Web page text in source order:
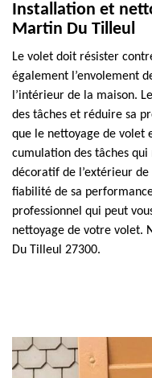
Installation et
Martin Du Tilleul
Le volet doit résister
également l’envolement
l’intérieur de la maison.
des tâches et réduire sa
que le nettoyage de volet
cumulation des tâches qui
décoratif de l’extérieur
fiabilité de sa
professionnel qui peut
nettoyage de votre volet.
Du Tilleul 27300.